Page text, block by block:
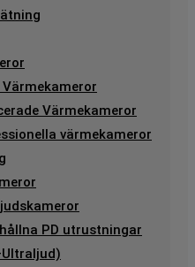
Värmekameror
Värmekameror
värmekameror
PD utrustningar